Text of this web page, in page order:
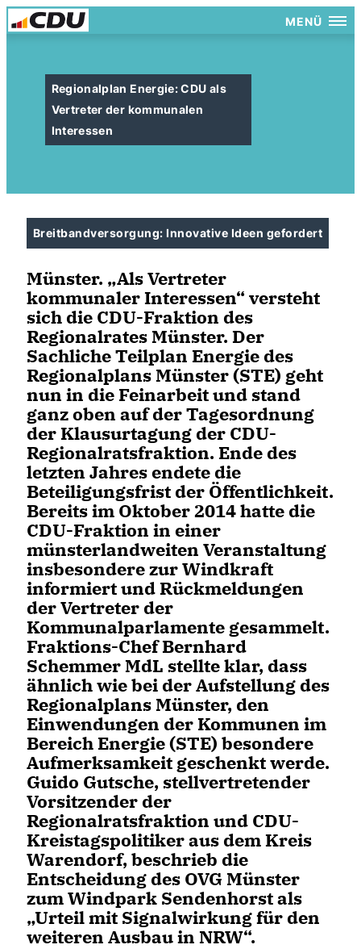
MENÜ
Regionalplan Energie: CDU als
Vertreter der kommunalen
Interessen
Breitbandversorgung: Innovative Ideen gefordert
Münster. „Als Vertreter
kommunaler Interessen“ versteht
sich die CDU-Fraktion des
Regionalrates Münster. Der
Sachliche Teilplan Energie des
Regionalplans Münster (STE) geht
nun in die Feinarbeit und stand
ganz oben auf der Tagesordnung
der Klausurtagung der CDU-
Regionalratsfraktion. Ende des
letzten Jahres endete die
Beteiligungsfrist der Öffentlichkeit.
Bereits im Oktober 2014 hatte die
CDU-Fraktion in einer
münsterlandweiten Veranstaltung
insbesondere zur Windkraft
informiert und Rückmeldungen
der Vertreter der
Kommunalparlamente gesammelt.
Fraktions-Chef Bernhard
Schemmer MdL stellte klar, dass
ähnlich wie bei der Aufstellung des
Regionalplans Münster, den
Einwendungen der Kommunen im
Bereich Energie (STE) besondere
Aufmerksamkeit geschenkt werde.
Guido Gutsche, stellvertretender
Vorsitzender der
Regionalratsfraktion und CDU-
Kreistagspolitiker aus dem Kreis
Warendorf, beschrieb die
Entscheidung des OVG Münster
zum Windpark Sendenhorst als
Urteil mit Signalwirkung für den
weiteren Ausbau in NRW“.